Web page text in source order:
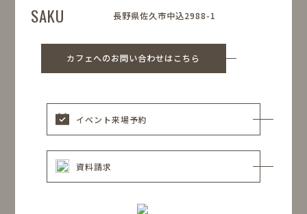
SAKU 長野県佐久市中込2988-1
カフェへのお問い合わせはこちら
イベント来場予約
資料請求